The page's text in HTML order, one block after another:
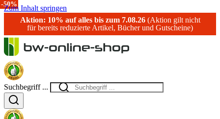
Zum Inhalt springen
Aktion: 10% auf alles bis zum 7.08.26(Aktion gilt nicht
für bereits reduzierte Artikel, Bücher und Gutscheine)
Suchbegriff ...
-50%
-58%
-15%
-50%
-50%
-50%
-50%
-50%
-38%
-50%